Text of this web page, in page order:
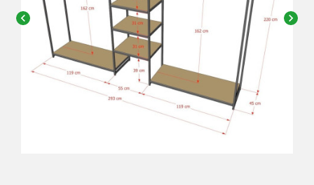
chevron_left chevron_right